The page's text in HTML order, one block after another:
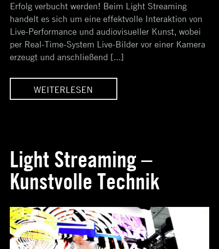
Erfolg verbucht werden! Beim Light Streaming
handelt es sich um eine effektvolle Interaktion von
Live-Performance und audiovisueller Kunst, wobei
per Real-Time-System Live-Bilder vor einer Kamera
erzeugt und anschließend [...]
WEITERLESEN
Light Streaming –
Kunstvolle Technik